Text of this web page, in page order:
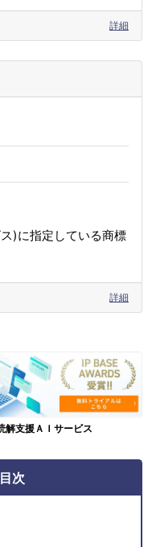
詳細
)に指定している商標
詳細
解支援ＡＩサービス
次